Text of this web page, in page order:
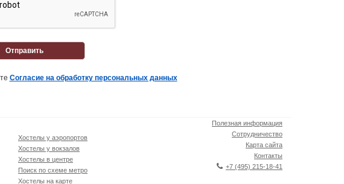
Отправить
Согласие на обработку персональных данных
Хостелы у аэропортов
Хостелы у вокзалов
Хостелы в центре
Поиск по схеме метро
Хостелы на карте
Полезная информация
Сотрудничество
Карта сайта
Контакты
+7 (495) 215-18-41